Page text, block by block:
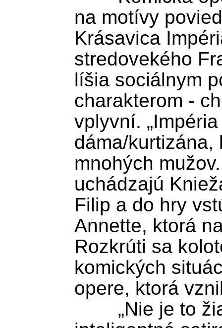
na motívy
Krásavica
stredovekého
líšia sociálnym
charakterom -
vplyvní.
dáma/kurtizána,
mnohých
uchádzajú
Filip a do hry
Annette, ktorá
Rozkrúti sa
komických
opere, ktorá